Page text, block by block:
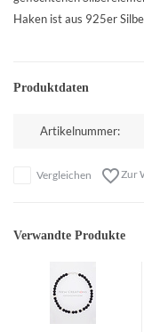
Haken ist aus 925er
Produktdaten
Artikelnummer:
Vergleichen Zur
Verwandte Produkte